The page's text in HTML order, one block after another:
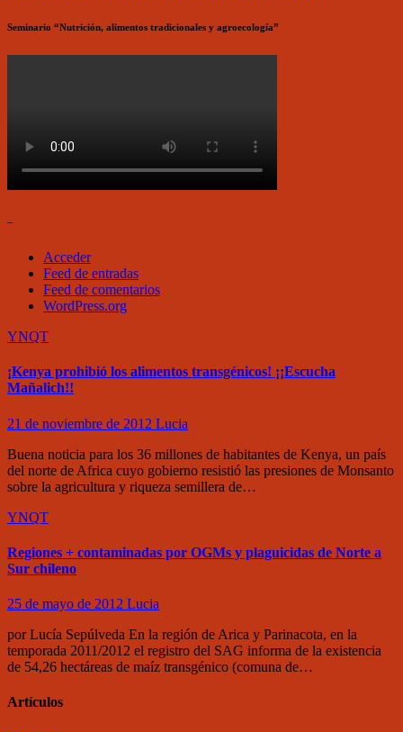
Seminario “Nutrición, alimentos tradicionales y agroecología”
–
Acceder
Feed de entradas
Feed de comentarios
WordPress.org
YNQT
¡Kenya prohibió los alimentos transgénicos! ¡¡Escucha
Mañalich!!
21 de noviembre de 2012 Lucia
Buena noticia para los 36 millones de habitantes de Kenya, un país
del norte de Africa cuyo gobierno resistió las presiones de Monsanto
sobre la agricultura y riqueza semillera de…
YNQT
Regiones + contaminadas por OGMs y plaguicidas de Norte a
Sur chileno
25 de mayo de 2012 Lucia
por Lucía Sepúlveda En la región de Arica y Parinacota, en la
temporada 2011/2012 el registro del SAG informa de la existencia
de 54,26 hectáreas de maíz transgénico (comuna de…
Artículos